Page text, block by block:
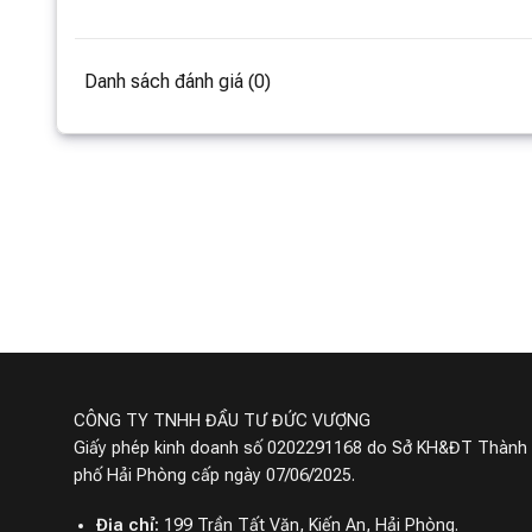
Danh sách đánh giá (0)Vòi nước đa năng DiiiB
2,790,000 ₫ 1,790,000 ₫
bản có
6,200,000 ₫
CÔNG TY TNHH ĐẦU TƯ ĐỨC VƯỢNG
Giấy phép kinh doanh số 0202291168 do Sở KH&ĐT Thành
phố Hải Phòng cấp ngày 07/06/2025.
Địa chỉ: 199 Trần Tất Văn, Kiến An, Hải Phòng.